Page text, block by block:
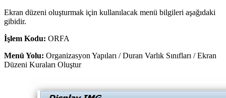
Ekran düzeni oluşturmak için kullanılacak menü bilgileri aşağıdaki
gibidir.
İşlem Kodu: ORFA
Menü Yolu: Organizasyon Yapıları / Duran Varlık Sınıfları / Ekran
Düzeni Kuraları Oluştur